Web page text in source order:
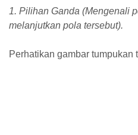
1. Pilihan Ganda (Mengenali
melanjutkan pola tersebut).
Perhatikan gambar tumpukan